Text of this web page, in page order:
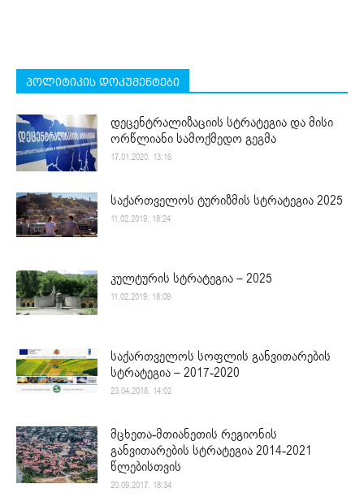
პოლიტიკის დოკუმენტები
დეცენტრალიზაციის სტრატეგია და მისი
ორწლიანი სამოქმედო გეგმა
17.01.2020. 13:16
საქართველოს ტურიზმის სტრატეგია 2025
11.02.2019. 18:24
კულტურის სტრატეგია – 2025
11.02.2019. 18:09
საქართველოს სოფლის განვითარების
სტრატეგია – 2017-2020
23.04.2018. 14:02
მცხეთა-მთიანეთის რეგიონის
განვითარების სტრატეგია 2014-2021
წლებისთვის
20.09.2017. 18:34